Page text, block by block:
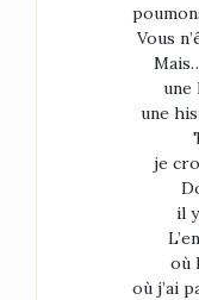
Vous
une
une
je
il
où
où j’ai